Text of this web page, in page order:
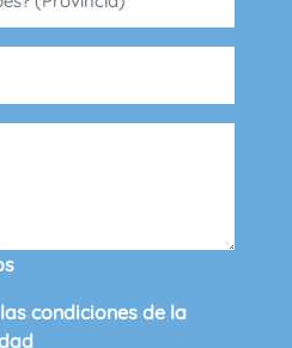
condiciones de la